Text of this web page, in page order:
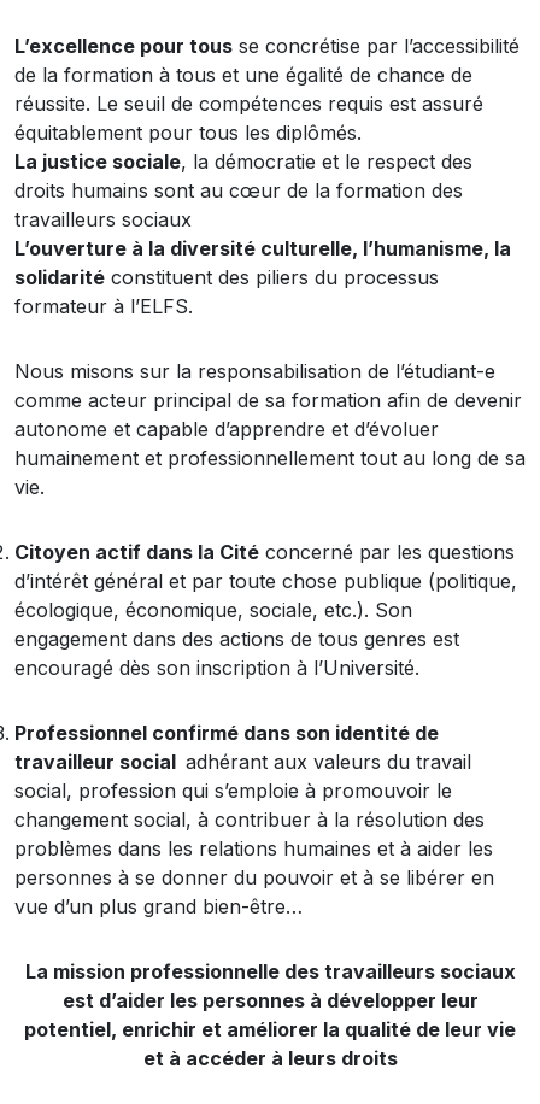
L’excellence pour tous se concrétise par l’accessibilité
de la formation à tous et une égalité de chance de
réussite. Le seuil de compétences requis est assuré
équitablement pour tous les diplômés.
La justice sociale, la démocratie et le respect des
droits humains sont au cœur de la formation des
travailleurs sociaux
L’ouverture à la diversité culturelle, l’humanisme, la
solidarité constituent des piliers du processus
formateur à l’ELFS.
Nous misons sur la responsabilisation de l’étudiant-e
comme acteur principal de sa formation afin de devenir
autonome et capable d’apprendre et d’évoluer
humainement et professionnellement tout au long de sa
vie.
Citoyen actif dans la Cité concerné par les questions
d’intérêt général et par toute chose publique (politique,
écologique, économique, sociale, etc.). Son
engagement dans des actions de tous genres est
encouragé dès son inscription à l’Université.
Professionnel confirmé dans son identité de
travailleur social adhérant aux valeurs du travail
social, profession qui s’emploie à promouvoir le
changement social, à contribuer à la résolution des
problèmes dans les relations humaines et à aider les
personnes à se donner du pouvoir et à se libérer en
vue d’un plus grand bien-être…
La mission professionnelle des travailleurs sociaux
est d’aider les personnes à développer leur
potentiel, enrichir et améliorer la qualité de leur vie
et à accéder à leurs droits